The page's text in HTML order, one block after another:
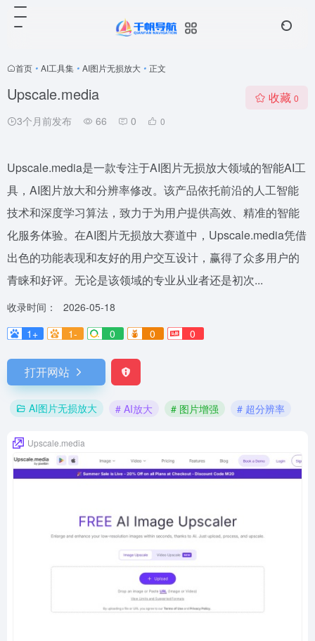
首页 • AI工具集 • AI图片无损放大 • 正文
Upscale.media
3个月前发布 66 0 0
收藏 0
Upscale.media是一款专注于AI图片无损放大领域的智能AI工
具，AI图片放大和分辨率修改。该产品依托前沿的人工智能
技术和深度学习算法，致力于为用户提供高效、精准的智能
化服务体验。在AI图片无损放大赛道中，Upscale.media凭借
出色的功能表现和友好的用户交互设计，赢得了众多用户的
青睐和好评。无论是该领域的专业从业者还是初次...
收录时间：
2026-05-18
1+
1- 0 0 0
打开网站
AI图片无损放大 # AI放大 # 图片增强 # 超分辨率
Upscale.media